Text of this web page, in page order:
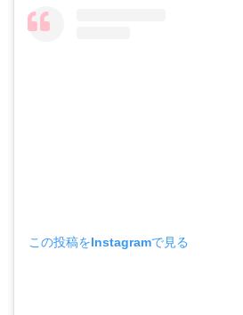
この投稿をInstagramで見る